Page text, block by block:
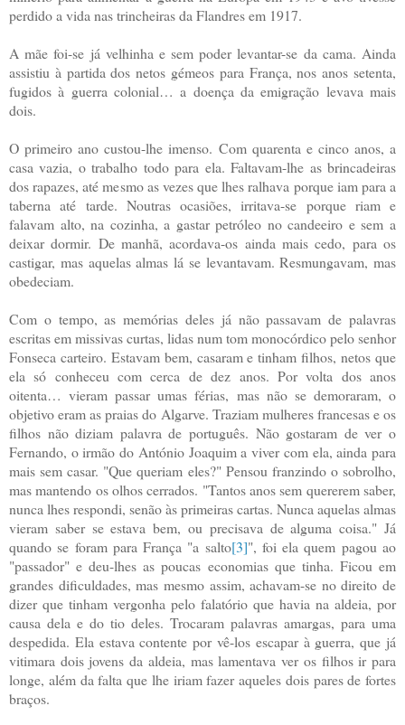
perdido a vida nas trincheiras da Flandres em 1917.
A mãe foi-se já velhinha e sem poder levantar-se da cama. Ainda
assistiu à partida dos netos gémeos para França, nos anos setenta,
fugidos à guerra colonial… a doença da emigração levava mais
dois.
O primeiro ano custou-lhe imenso. Com quarenta e cinco anos, a
casa vazia, o trabalho todo para ela. Faltavam-lhe as brincadeiras
dos rapazes, até mesmo as vezes que lhes ralhava porque iam para a
taberna até tarde. Noutras ocasiões, irritava-se porque riam e
falavam alto, na cozinha, a gastar petróleo no candeeiro e sem a
deixar dormir. De manhã, acordava-os ainda mais cedo, para os
castigar, mas aquelas almas lá se levantavam. Resmungavam, mas
obedeciam.
Com o tempo, as memórias deles já não passavam de palavras
escritas em missivas curtas, lidas num tom monocórdico pelo senhor
Fonseca carteiro. Estavam bem, casaram e tinham filhos, netos que
ela só conheceu com cerca de dez anos. Por volta dos anos
oitenta… vieram passar umas férias, mas não se demoraram, o
objetivo eram as praias do Algarve. Traziam mulheres francesas e os
filhos não diziam palavra de português. Não gostaram de ver o
Fernando, o irmão do António Joaquim a viver com ela, ainda para
mais sem casar. "Que queriam eles?" Pensou franzindo o sobrolho,
mas mantendo os olhos cerrados. "Tantos anos sem quererem saber,
nunca lhes respondi, senão às primeiras cartas. Nunca aquelas almas
vieram saber se estava bem, ou precisava de alguma coisa." Já
quando se foram para França "a salto[3]", foi ela quem pagou ao
"passador" e deu-lhes as poucas economias que tinha. Ficou em
grandes dificuldades, mas mesmo assim, achavam-se no direito de
dizer que tinham vergonha pelo falatório que havia na aldeia, por
causa dela e do tio deles. Trocaram palavras amargas, para uma
despedida. Ela estava contente por vê-los escapar à guerra, que já
vitimara dois jovens da aldeia, mas lamentava ver os filhos ir para
longe, além da falta que lhe iriam fazer aqueles dois pares de fortes
braços.